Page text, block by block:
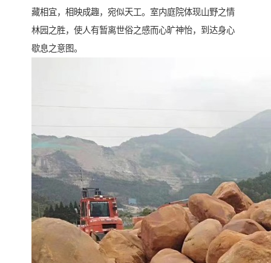
藏相宜，相映成趣，宛似天工。室内庭院体现山野之情
林园之胜，使人有暂离世俗之感而心旷神怡，到达身心
歇息之意图。